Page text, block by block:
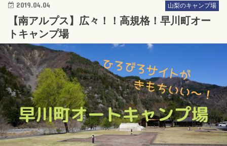
山梨のキャンプ場
2019.04.04
【南アルプス】広々！！高規格！早川町オー
トキャンプ場